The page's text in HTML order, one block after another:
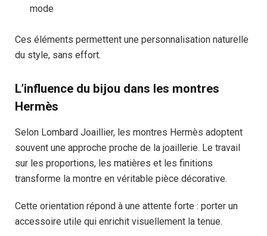
mode
Ces éléments permettent une personnalisation naturelle
du style, sans effort.
L’influence du bijou dans les montres
Hermès
Selon Lombard Joaillier, les montres Hermès adoptent
souvent une approche proche de la joaillerie. Le travail
sur les proportions, les matières et les finitions
transforme la montre en véritable pièce décorative.
Cette orientation répond à une attente forte : porter un
accessoire utile qui enrichit visuellement la tenue.